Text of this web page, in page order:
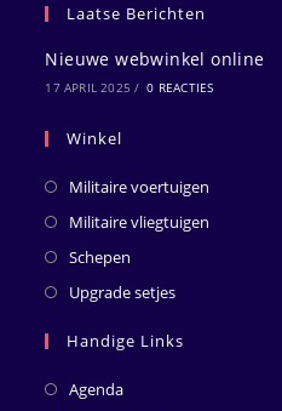
Laatse Berichten
Nieuwe webwinkel online
17 APRIL 2025 / 0 REACTIES
Winkel
Militaire voertuigen
Militaire vliegtuigen
Schepen
Upgrade setjes
Handige Links
Agenda